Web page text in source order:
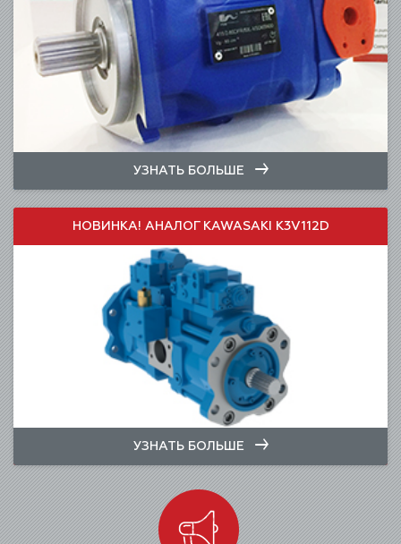
УЗНАТЬ БОЛЬШЕ
НОВИНКА! АНАЛОГ KAWASAKI K3V112D
УЗНАТЬ БОЛЬШЕ